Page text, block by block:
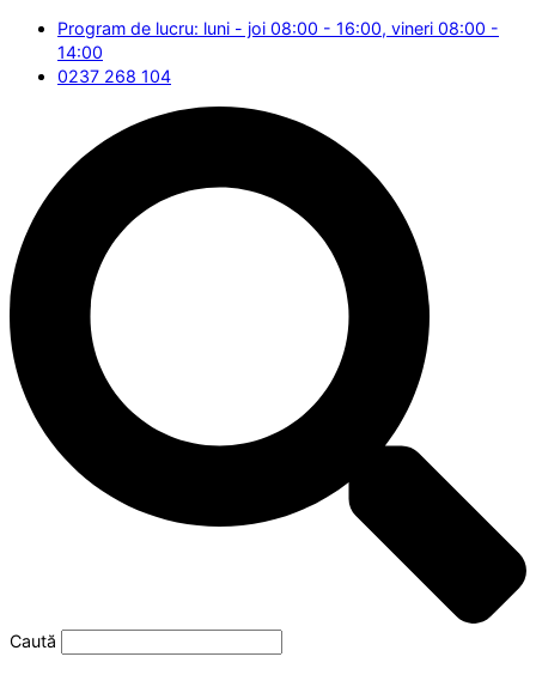
Program de lucru: luni - joi 08:00 - 16:00, vineri 08:00 -
14:00
0237 268 104
Caută